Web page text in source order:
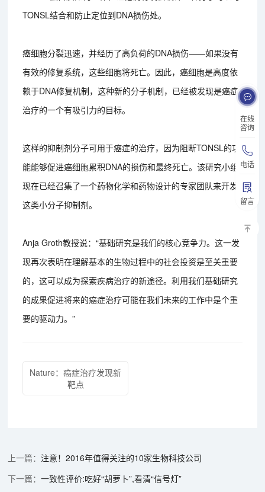
在线
咨询
电话
留言
TONSL结合和防止定位到DNA损伤处。
癌细胞分裂迅速，并经历了高负荷的DNA损伤——如果没有
有效的修复系统，这些细胞将死亡。因此，癌细胞是高度依
赖于DNA修复机制，这种新的分子机制，已经被发现是癌症
治疗的一个有吸引力的目标。
这样的抑制剂分子可用于癌症的治疗，因为阻断TONSL的功
能能够促进癌细胞累积DNA的损伤和最终死亡。该研究小组
现在已经召集了一个药物化学和药物设计的专家团队来开发
这类小分子抑制剂。
Anja Groth教授说：“基础研究是我们的核心竞争力。这一发
现再次表明在理解基本的生物过程中的社会投资是至关重要
的，这可以成为探索疾病治疗的新途径。利用我们基础研究
的成果促进将来的癌症治疗可能在我们未来的工作中是个重
要的驱动力。”
Nature：癌症治疗发现新
靶点
注意！2016年值得关注的10家生物科技公司
一致性评价:吃好“胡萝卜”,看清“信号灯”